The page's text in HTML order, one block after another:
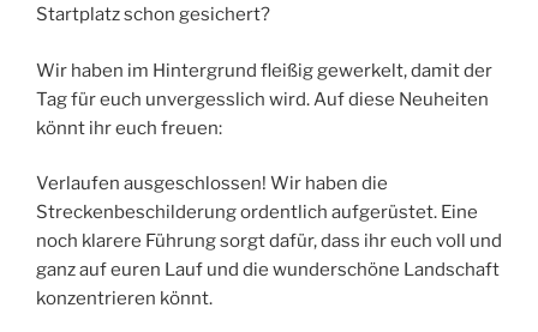
Startplatz schon gesichert?
Wir haben im Hintergrund fleißig gewerkelt, damit der
Tag für euch unvergesslich wird. Auf diese Neuheiten
könnt ihr euch freuen:
Verlaufen ausgeschlossen! Wir haben die
Streckenbeschilderung ordentlich aufgerüstet. Eine
noch klarere Führung sorgt dafür, dass ihr euch voll und
ganz auf euren Lauf und die wunderschöne Landschaft
konzentrieren könnt.